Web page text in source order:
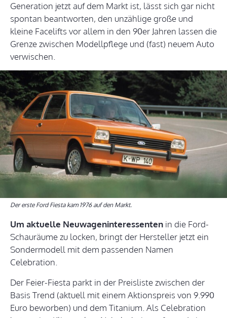
Generation jetzt auf dem Markt ist, lässt sich gar nicht
spontan beantworten, den unzählige große und
kleine Facelifts vor allem in den 90er Jahren lassen die
Grenze zwischen Modellpflege und (fast) neuem Auto
verwischen.
Der erste Ford Fiesta kam 1976 auf den Markt.
Um aktuelle Neuwageninteressenten in die Ford-
Schauräume zu locken, bringt der Hersteller jetzt ein
Sondermodell mit dem passenden Namen
Celebration.
Der Feier-Fiesta parkt in der Preisliste zwischen der
Basis Trend (aktuell mit einem Aktionspreis von 9.990
Euro beworben) und dem Titanium. Als Celebration